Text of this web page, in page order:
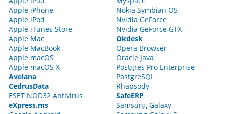
Apple iPhone
Apple iPod
Apple iTunes Store
Apple Mac
Apple MacBook
Apple macOS
Apple macOS X
Avelana
CedrusData
ESET NOD32 Antivirus
eXpress.ms
Nokia Symbian OS
Nvidia GeForce
Nvidia GeForce GTX
Okdesk
Opera Browser
Oracle Java
Postgres Pro Enterprise
PostgreSQL
Rhapsody
SafeERP
Samsung Galaxy